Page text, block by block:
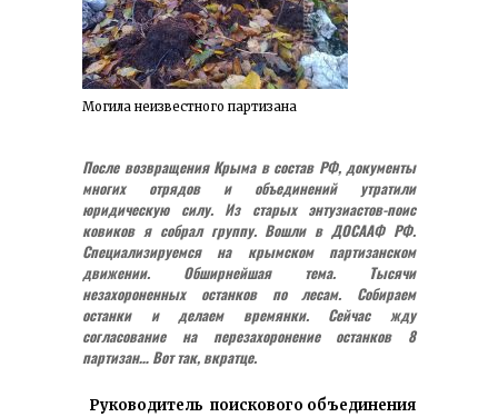
Могила неизвестного партизана
После возвращения Крыма в состав РФ, документы
многих отрядов и объединений утратили
юридическую силу. Из старых энтузиастов-поис
ковиков я собрал группу. Вошли в ДОСААФ РФ.
Специализируемся на крымском партизанском
движении. Обширнейшая тема. Тысячи
незахороненных останков по лесам. Собираем
останки и делаем времянки. Сейчас жду
согласование на перезахоронение останков 8
партизан… Вот так, вкратце.
Руководитель поискового объединения